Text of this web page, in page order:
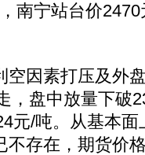
南宁站台价
因素打压及外
，盘中放量下破
元/吨。从基本
不存在，期货价